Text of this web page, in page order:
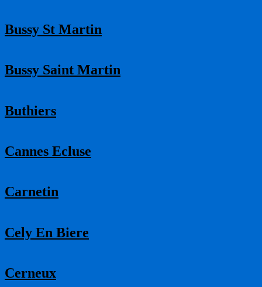
Bussy St Martin
Bussy Saint Martin
Buthiers
Cannes Ecluse
Carnetin
Cely En Biere
Cerneux